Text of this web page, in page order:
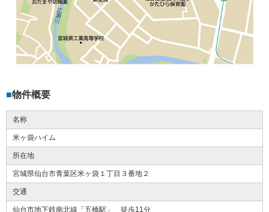
物件概要
名称
米ヶ袋ハイム
所在地
宮城県仙台市青葉区米ヶ袋１丁目３番地２
交通
仙台市地下鉄南北線「五橋駅」 徒歩11分